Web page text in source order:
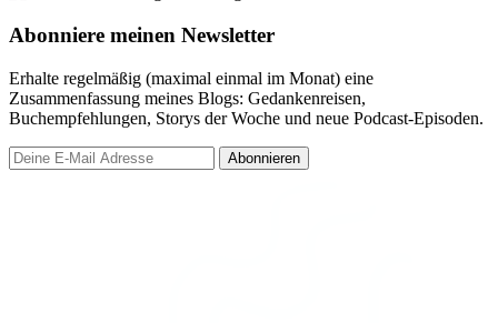
Abonniere meinen Newsletter
Erhalte regelmäßig (maximal einmal im Monat) eine
Zusammenfassung meines Blogs: Gedankenreisen,
Buchempfehlungen, Storys der Woche und neue Podcast-Episoden.
Abonnieren